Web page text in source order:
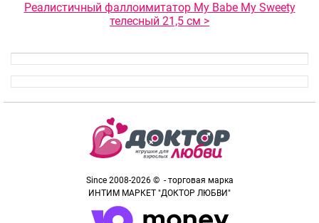
Реалистичный фаллоимитатор My Babe My Sweety
телесный 21,5 см >
Since 2008-2026 © - торговая марка
ИНТИМ МАРКЕТ "ДОКТОР ЛЮБВИ"